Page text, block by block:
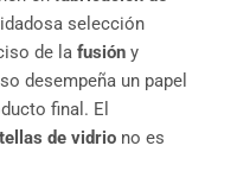
selección
de la fusión y
desempeña un papel
final. El
de vidrio no es